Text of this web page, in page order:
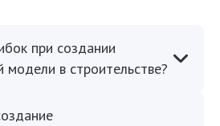
при создании
модели в строительстве?